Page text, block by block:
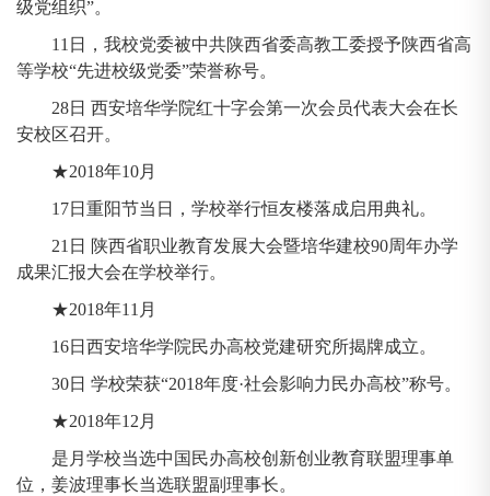
级党组织”。
11日，我校党委被中共陕西省委高教工委授予陕西省高
等学校“先进校级党委”荣誉称号。
28日 西安培华学院红十字会第一次会员代表大会在长
安校区召开。
★2018年10月
17日重阳节当日，学校举行恒友楼落成启用典礼。
21日 陕西省职业教育发展大会暨培华建校90周年办学
成果汇报大会在学校举行。
★2018年11月
16日西安培华学院民办高校党建研究所揭牌成立。
30日 学校荣获“2018年度·社会影响力民办高校”称号。
★2018年12月
是月学校当选中国民办高校创新创业教育联盟理事单
位，姜波理事长当选联盟副理事长。